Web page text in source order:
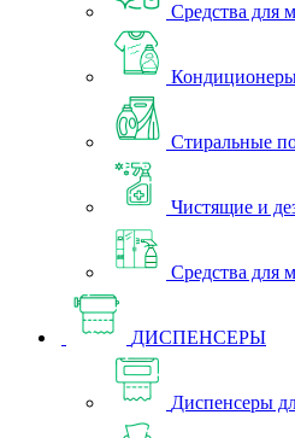
Средства для
Стиральные
Чистящие и
Средства для
ДИСПЕНСЕРЫ
Диспенсеры